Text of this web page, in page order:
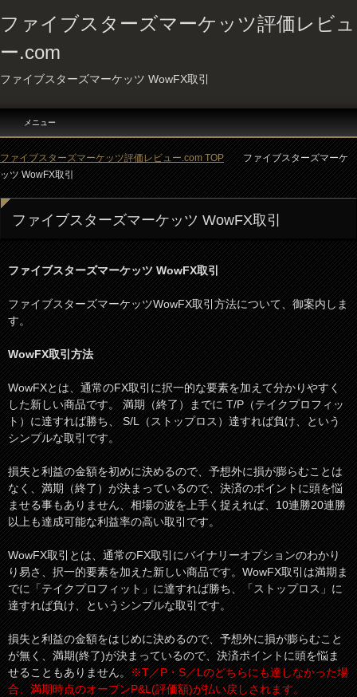
ファイブスターズマーケッツ評価レビュ
ー.com
ファイブスターズマーケッツ WowFX取引
メニュー
ファイブスターズマーケッツ評価レビュー.com TOP
ファイブスターズマーケ
ッツ WowFX取引
ファイブスターズマーケッツ WowFX取引
ファイブスターズマーケッツ WowFX取引
ファイブスターズマーケッツWowFX取引方法について、御案内しま
す。
WowFX取引方法
WowFXとは、通常のFX取引に択一的な要素を加えて分かりやすく
した新しい商品です。 満期（終了）までに T/P（テイクプロフィッ
ト）に達すれば勝ち、 S/L（ストップロス）達すれば負け、という
シンプルな取引です。
損失と利益の金額を初めに決めるので、予想外に損が膨らむことは
なく、満期（終了）が決まっているので、決済のポイントに頭を悩
ませる事もありません、相場の波を上手く捉えれば、10連勝20連勝
以上も達成可能な利益率の高い取引です。
WowFX取引とは、通常のFX取引にバイナリーオプションのわかり
り易さ、択一的要素を加えた新しい商品です。WowFX取引は満期ま
でに「テイクプロフィット」に達すれば勝ち、「ストップロス」に
達すれば負け、というシンプルな取引です。
損失と利益の金額をはじめに決めるので、予想外に損が膨らむこと
が無く、満期(終了)が決まっているので、決済ポイントに頭を悩ま
せることもありません。※T／P・S／Lのどちらにも達しなかった場
合、満期時点のオープンP&L(評価額)が払い戻しされます。